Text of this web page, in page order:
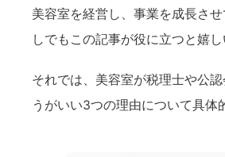
美容室を経営し、事業を成長さ
しでもこの記事が役に立つと嬉し
それでは、美容室が税理士や公
うがいい3つの理由について具体